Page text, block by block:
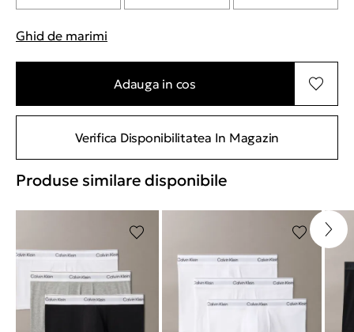
Ghid de marimi
Adauga in cos
Verifica Disponibilitatea In Magazin
Produse similare disponibile